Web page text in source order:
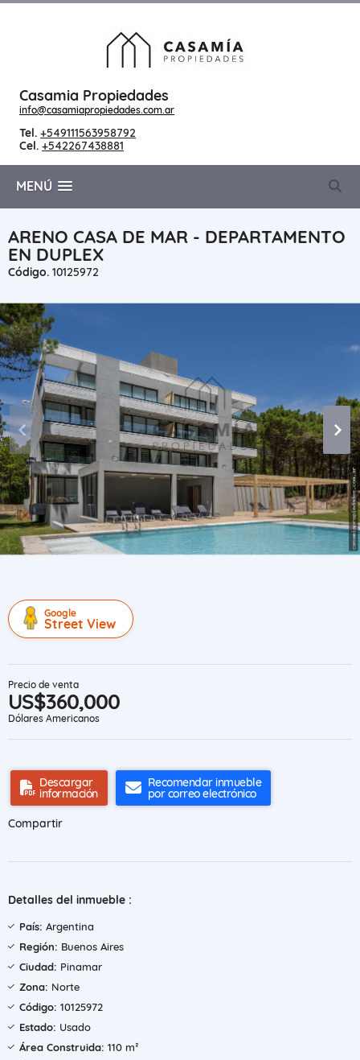
Casamia Propiedades
info@casamiapropiedades.com.ar
Tel. +549111563958792
Cel. +542267438881
MENÚ
ARENO CASA DE MAR - DEPARTAMENTO
EN DUPLEX
Código. 10125972
Google
Street View
Precio de venta
US$360,000
Dólares Americanos
Descargar
información
Recomendar inmueble
por correo electrónico
Compartir
Detalles del inmueble :
País: Argentina
Región: Buenos Aires
Ciudad: Pinamar
Zona: Norte
Código: 10125972
Estado: Usado
Área Construida: 110 m²